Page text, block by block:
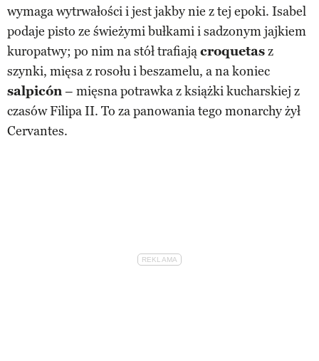
wymaga wytrwałości i jest jakby nie z tej epoki. Isabel
podaje pisto ze świeżymi bułkami i sadzonym jajkiem
kuropatwy; po nim na stół trafiającroquetasz
szynki, mięsa z rosołu i beszamelu, a na koniec
salpicón– mięsna potrawka z książki kucharskiej z
czasów Filipa II. To za panowania tego monarchy żył
Cervantes.